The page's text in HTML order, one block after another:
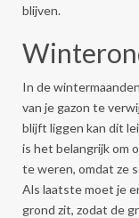
blijven.
In de
van je gazon te
blijft liggen kan dit
is het belangrijk om
te weren, omdat ze
Als laatste moet je
grond zit, zodat de